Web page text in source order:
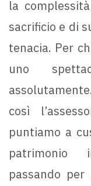
la
sacrificio e di
tenacia. Per
uno
così
puntiamo a
patrimonio
passando